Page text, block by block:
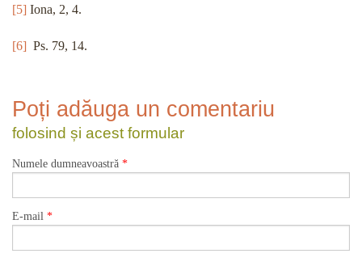
[5] Iona, 2, 4.
[6] Ps. 79, 14.
Poți adăuga un comentariu
folosind și acest formular
Numele dumneavoastră *
E-mail *